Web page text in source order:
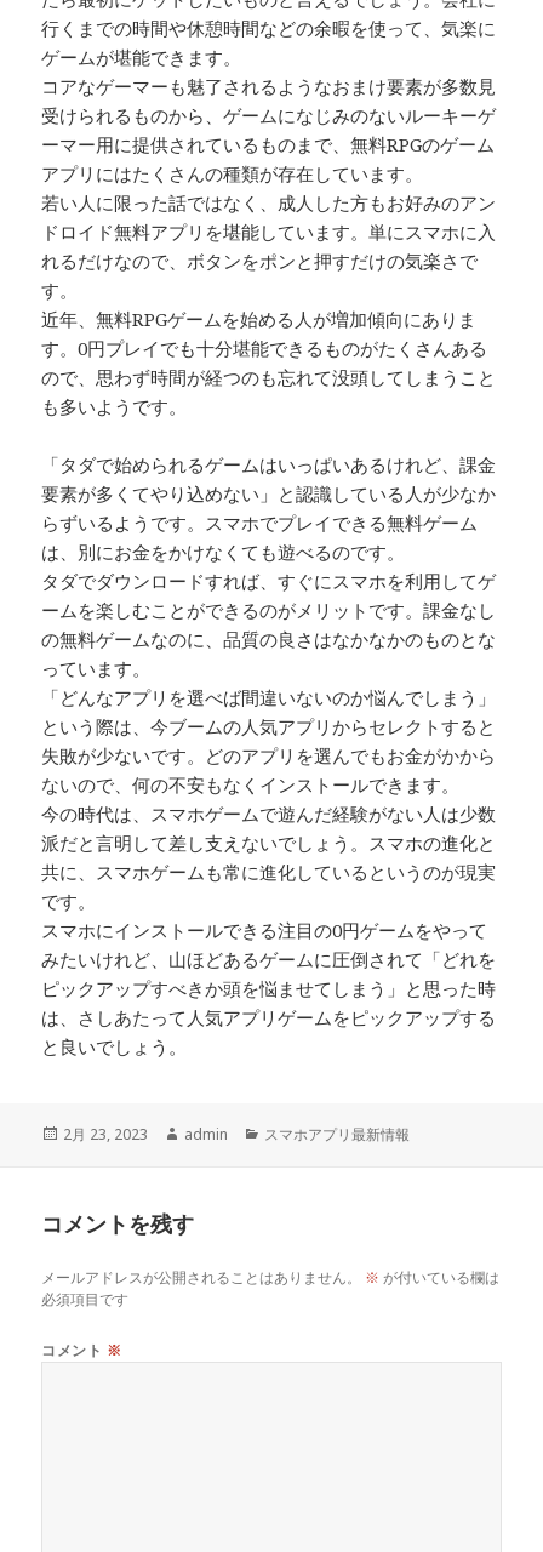
行くまでの時間や休憩時間などの余暇を使って、気楽に
ゲームが堪能できます。
コアなゲーマーも魅了されるようなおまけ要素が多数見
受けられるものから、ゲームになじみのないルーキーゲ
ーマー用に提供されているものまで、無料RPGのゲーム
アプリにはたくさんの種類が存在しています。
若い人に限った話ではなく、成人した方もお好みのアン
ドロイド無料アプリを堪能しています。単にスマホに入
れるだけなので、ボタンをポンと押すだけの気楽さで
す。
近年、無料RPGゲームを始める人が増加傾向にありま
す。0円プレイでも十分堪能できるものがたくさんある
ので、思わず時間が経つのも忘れて没頭してしまうこと
も多いようです。
「タダで始められるゲームはいっぱいあるけれど、課金
要素が多くてやり込めない」と認識している人が少なか
らずいるようです。スマホでプレイできる無料ゲーム
は、別にお金をかけなくても遊べるのです。
タダでダウンロードすれば、すぐにスマホを利用してゲ
ームを楽しむことができるのがメリットです。課金なし
の無料ゲームなのに、品質の良さはなかなかのものとな
っています。
「どんなアプリを選べば間違いないのか悩んでしまう」
という際は、今ブームの人気アプリからセレクトすると
失敗が少ないです。どのアプリを選んでもお金がかから
ないので、何の不安もなくインストールできます。
今の時代は、スマホゲームで遊んだ経験がない人は少数
派だと言明して差し支えないでしょう。スマホの進化と
共に、スマホゲームも常に進化しているというのが現実
です。
スマホにインストールできる注目の0円ゲームをやって
みたいけれど、山ほどあるゲームに圧倒されて「どれを
ピックアップすべきか頭を悩ませてしまう」と思った時
は、さしあたって人気アプリゲームをピックアップする
と良いでしょう。
投
2月 23, 2023
作
admin
カ
スマホアプリ最新情報
コメントを残す
メールアドレスが公開されることはありません。 ※ が付いている欄は
必須項目です
コメント ※